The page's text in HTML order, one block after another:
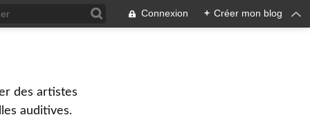
Connexion + Créer mon blog
des artistes
auditives.